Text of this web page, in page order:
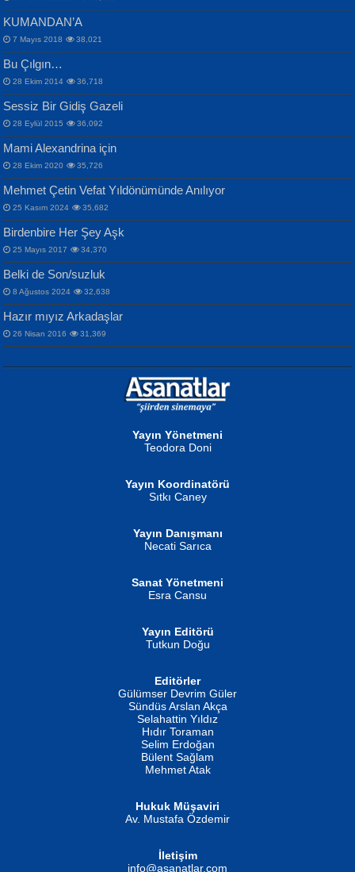
İPEK ACAR SERT
Gazze’nin Şecaati, Ümmetin İmtihanı...
MAHMUT GÜRBÜZ
İbrahim Olmak ve Bitirebilmek...
NURAN KÖSE BAYDAR
İSMAİL OKUTAN
Erkeklerin Kahrolması Ne Demektir
Selahattin Yıldız
İdrakimle Üşürken...
Songül Özel
Mahzen...
Ben Deniz Değilim ki...
Evvel Zaman Tanrıçası...
ERDEM BAYAZIT
Sana, Bana, Vatanıma, Ülkemin
İnsanlarına Dair...
NAZIM HİKMET RAN
Bir Cezaevinde, Tecritteki Adamın
Mektupları...
KUMANDAN’A
7 Mayıs 2018 38,021
Bu Çılgın…
28 Ekim 2014 36,718
Sessiz Bir Gidiş Gazeli
28 Eylül 2015 36,092
Mami Alexandrina için
28 Ekim 2020 35,726
Mehmet Çetin Vefat Yıldönümünde Anılıyor
25 Kasım 2024 35,682
Birdenbire Her Şey Aşk
25 Mayıs 2017 34,370
Belki de Son/suzluk
8 Ağustos 2024 32,638
Hazır mıyız Arkadaşlar
26 Nisan 2016 31,369
Yayın Yönetmeni
Teodora Doni
Yayın Koordinatörü
Sıtkı Caney
Yayın Danışmanı
Necati Sarıca
Sanat Yönetmeni
Esra Cansu
Yayın Editörü
Tutkun Doğu
Editörler
Gülümser Devrim Güler
Sündüs Arslan Akça
Selahattin Yıldız
Hıdır Toraman
Selim Erdoğan
Bülent Sağlam
Mehmet Atak
Hukuk Müşaviri
Av. Mustafa Özdemir
İletişim
info@asanatlar.com